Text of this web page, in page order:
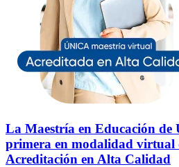
La Maestría en Educación
primera en modalidad virtual
Acreditación en Alta Calidad